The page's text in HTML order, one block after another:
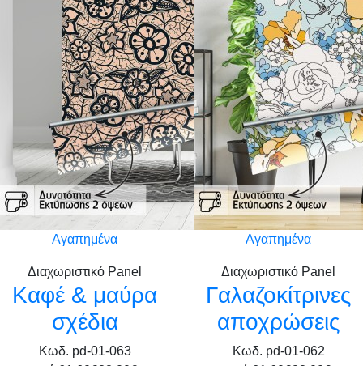
Αγαπημένα
Διαχωριστικό Panel
Καφέ & μαύρα
σχέδια
Κωδ. pd-01-063
Αγαπημένα
Διαχωριστικό Panel
Γαλαζοκίτρινες
αποχρώσεις
Κωδ. pd-01-062